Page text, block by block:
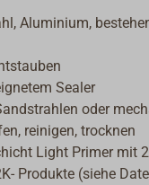
Aluminium,
Sealer
oder
reinigen, trocknen
Light Primer mit
Produkte (siehe